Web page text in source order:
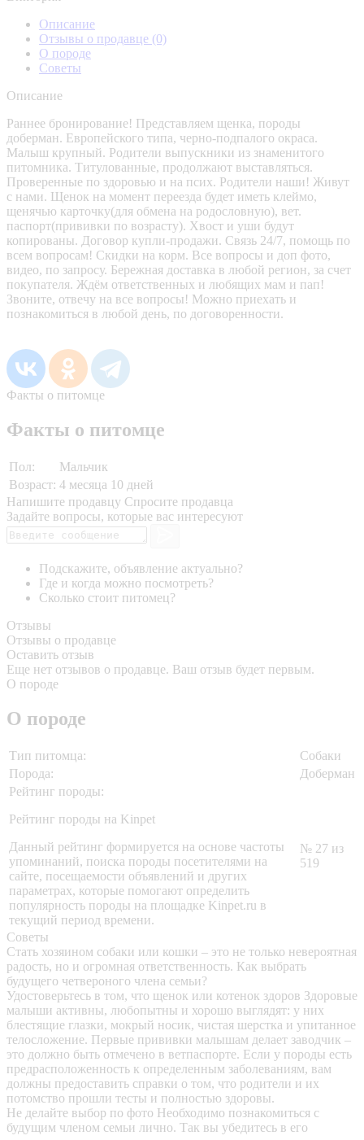
Описание
Отзывы о продавце (0)
О породе
Советы
Описание
Раннее бронирование! Представляем щенка, породы
доберман. Европейского типа, черно-подпалого окраса.
Малыш крупный. Родители выпускники из знаменитого
питомника. Титулованные, продолжают выставляться.
Проверенные по здоровью и на псих. Родители наши! Живут
с нами. Щенок на момент переезда будет иметь клеймо,
щенячью карточку(для обмена на родословную), вет.
паспорт(прививки по возрасту). Хвост и уши будут
копированы. Договор купли-продажи. Связь 24/7, помощь по
всем вопросам! Скидки на корм. Все вопросы и доп фото,
видео, по запросу. Бережная доставка в любой регион, за счет
покупателя. Ждём ответственных и любящих мам и пап!
Звоните, отвечу на все вопросы! Можно приехать и
познакомиться в любой день, по договоренности.
Факты о питомце
Факты о питомце
Пол:
Мальчик
Возраст: 4 месяца 10 дней
Напишите продавцу Спросите продавца
Задайте вопросы, которые вас интересуют
Подскажите, объявление актуально?
Где и когда можно посмотреть?
Сколько стоит питомец?
Отзывы
Отзывы о продавце
Оставить отзыв
Еще нет отзывов о продавце. Ваш отзыв будет первым.
О породе
О породе
Тип питомца:
Собаки
Порода:
Доберман
Рейтинг породы:
Рейтинг породы на Kinpet
Данный рейтинг формируется на основе частоты
упоминаний, поиска породы посетителями на
сайте, посещаемости объявлений и других
параметрах, которые помогают определить
популярность породы на площадке Kinpet.ru в
текущий период времени.
№ 27 из
519
Советы
Стать хозяином собаки или кошки – это не только невероятная
радость, но и огромная ответственность. Как выбрать
будущего четвероного члена семьи?
Удостоверьтесь в том, что щенок или котенок здоров Здоровые
малыши активны, любопытны и хорошо выглядят: у них
блестящие глазки, мокрый носик, чистая шерстка и упитанное
телосложение. Первые прививки малышам делает заводчик –
это должно быть отмечено в ветпаспорте. Если у породы есть
предрасположенность к определенным заболеваниям, вам
должны предоставить справки о том, что родители и их
потомство прошли тесты и полностью здоровы.
Не делайте выбор по фото Необходимо познакомиться с
будущим членом семьи лично. Так вы убедитесь в его